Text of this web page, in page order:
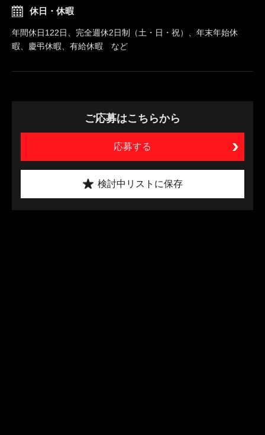
休日・休暇
年間休日122日、完全週休2日制（土・日・祝）、年末年始休
暇、慶弔休暇、有給休暇 など
ご応募はこちらから
応募する
検討中リストに保存